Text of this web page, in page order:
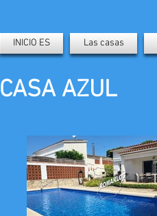
INICIO ES Las casas
CASA AZUL